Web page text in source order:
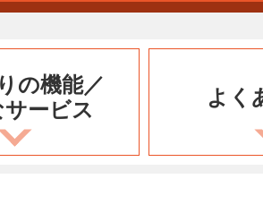
の機能／
ービス
よく